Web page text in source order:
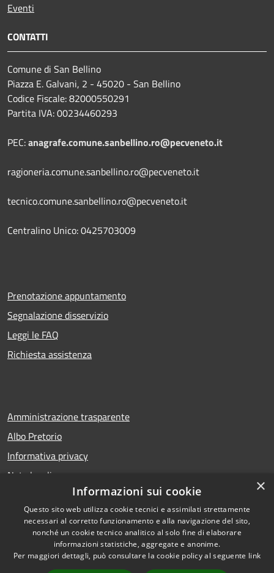
Eventi
CONTATTI
Comune di San Bellino
Piazza E. Galvani, 2 - 45020 - San Bellino
Codice Fiscale: 82000550291
Partita IVA: 00234460293
PEC:anagrafe.comune.sanbellino.ro@pecveneto.it
ragioneria.comune.sanbellino.ro@pecveneto.it
tecnico.comune.sanbellino.ro@pecveneto.it
Centralino Unico: 0425703009
Prenotazione appuntamento
Segnalazione disservizio
Leggi le FAQ
Richiesta assistenza
Amministrazione trasparente
Albo Pretorio
Informativa privacy
Note legali
Dichiarazione di accessibilità
RSS
Accessibilità
Copyright © 2026 • Comune di
×
Informazioni sui cookie
Questo sito web utilizza cookie tecnici e assimilati strettamente
necessari al corretto funzionamento e alla navigazione del sito,
nonché un cookie tecnico analitico al solo fine di elaborare
informazioni statistiche, aggregate e anonime.
Per maggiori dettagli, può consultare la cookie policy al seguente link